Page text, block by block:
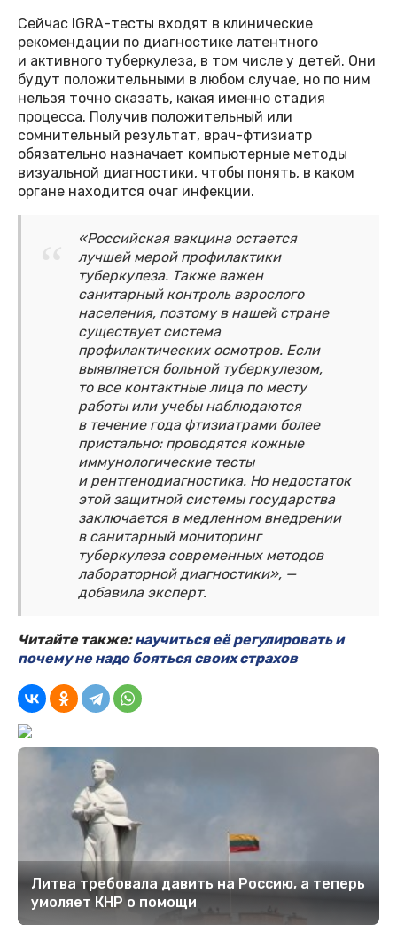
Сейчас IGRA-тесты входят в клинические
рекомендации по диагностике латентного
и активного туберкулеза, в том числе у детей. Они
будут положительными в любом случае, но по ним
нельзя точно сказать, какая именно стадия
процесса. Получив положительный или
сомнительный результат, врач-фтизиатр
обязательно назначает компьютерные методы
визуальной диагностики, чтобы понять, в каком
органе находится очаг инфекции.
«Российская вакцина остается
лучшей мерой профилактики
туберкулеза. Также важен
санитарный контроль взрослого
населения, поэтому в нашей стране
существует система
профилактических осмотров. Если
выявляется больной туберкулезом,
то все контактные лица по месту
работы или учебы наблюдаются
в течение года фтизиатрами более
пристально: проводятся кожные
иммунологические тесты
и рентгенодиагностика. Но недостаток
этой защитной системы государства
заключается в медленном внедрении
в санитарный мониторинг
туберкулеза современных методов
лабораторной диагностики», —
добавила эксперт.
Читайте также:научиться её регулировать и
почему не надо бояться своих страхов
Литва требовала давить на Россию, а теперь
умоляет КНР о помощи